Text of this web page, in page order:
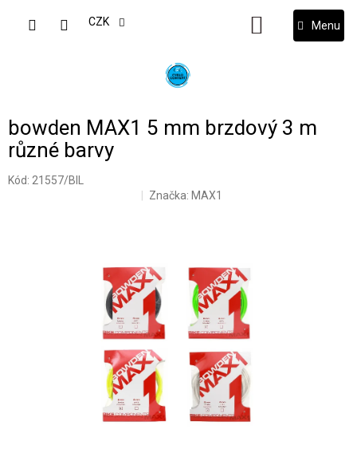
CZK
NÁKUPNÍ
KOŠÍK
bowden MAX1 5 mm brzdový 3 m
různé barvy
Kód: 21557/BIL
Značka: MAX1